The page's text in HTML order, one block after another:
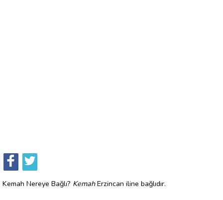
Kemah Nereye Bağlı? KemahErzincan iline bağlıdır.